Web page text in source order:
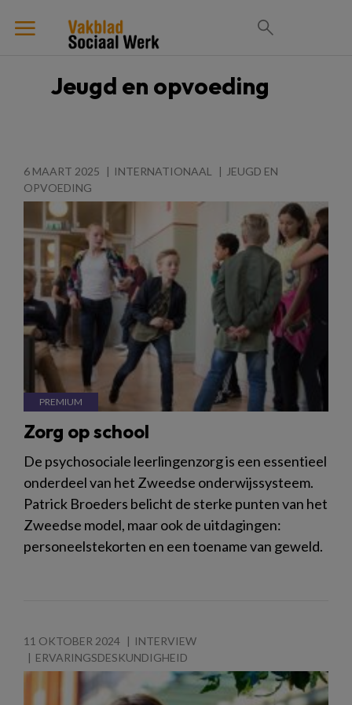
Jeugd en opvoeding
6 MAART 2025 INTERNATIONAAL
JEUGD EN
OPVOEDING
Zorg op school
De psychosociale leerlingenzorg is een essentieel
onderdeel van het Zweedse onderwijssysteem.
Patrick Broeders belicht de sterke punten van het
Zweedse model, maar ook de uitdagingen:
personeelstekorten en een toename van geweld.
11 OKTOBER 2024
INTERVIEW
ERVARINGSDESKUNDIGHEID